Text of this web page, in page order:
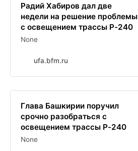
Радий Хабиров дал две
недели на решение проблемы
с освещением трассы Р-240
None
ufa.bfm.ru
Глава Башкирии поручил
срочно разобраться с
освещением трассы Р-240
None